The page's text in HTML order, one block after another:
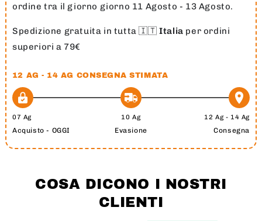
ordine tra il giorno giorno 11 Agosto - 13 Agosto.
Spedizione gratuita in tutta 🇮🇹Italia per ordini
superiori a 79€
12 AG - 14 AG CONSEGNA STIMATA
07 Ag
Acquisto - OGGI
10 Ag
Evasione
12 Ag - 14 Ag
Consegna
COSA DICONO I NOSTRI
CLIENTI